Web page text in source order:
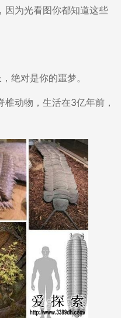
因为光看图你都知道这些
对是你的噩梦。
动物，生活在3亿年前，